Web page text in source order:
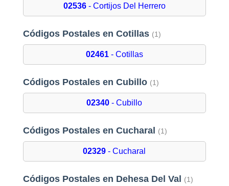
02536- Cortijos Del Herrero
Códigos Postales en Cotillas (1)
02461- Cotillas
Códigos Postales en Cubillo (1)
02340 - Cubillo
Códigos Postales en Cucharal (1)
02329 - Cucharal
Códigos Postales en Dehesa Del Val (1)